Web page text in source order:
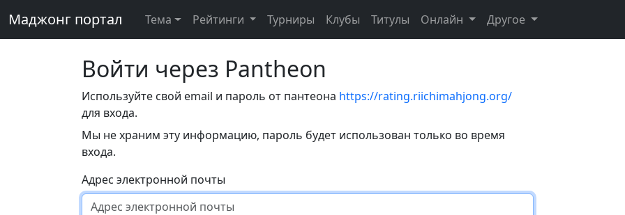
Маджонг портал Тема Рейтинги Турниры Клубы Титулы Онлайн Другое
Войти через Pantheon
Используйте свой email и пароль от пантеона https://rating.riichimahjong.org/
для входа.
Мы не храним эту информацию, пароль будет использован только во время
входа.
Адрес электронной почты